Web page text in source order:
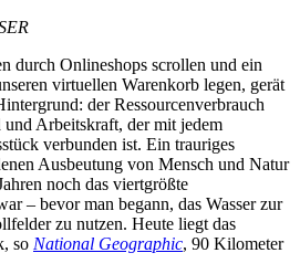
durch Onlineshops scrollen und ein
virtuellen Warenkorb legen, gerät
der Ressourcenverbrauch
und Arbeitskraft, der mit jedem
verbunden ist. Ein trauriges
Ausbeutung von Mensch und Natur
noch das viertgrößte
– bevor man begann, das Wasser zur
zu nutzen. Heute liegt das
so National Geographic, 90 Ki­lometer